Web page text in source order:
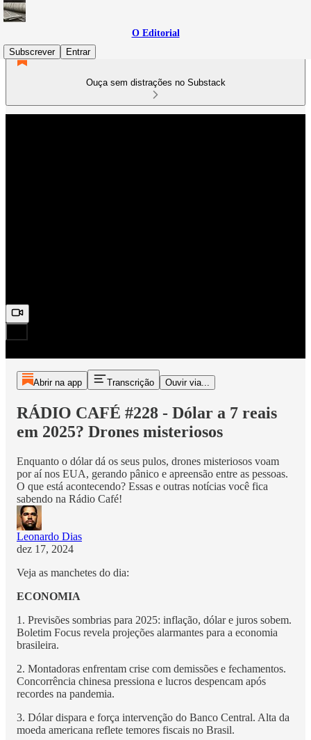
O Editorial
Subscrever
Entrar
Ouça sem distrações no Substack
Abrir na app Transcrição Ouvir via...
RÁDIO CAFÉ #228 - Dólar a 7 reais
em 2025? Drones misteriosos
Enquanto o dólar dá os seus pulos, drones misteriosos voam
por aí nos EUA, gerando pânico e apreensão entre as pessoas.
O que está acontecendo? Essas e outras notícias você fica
sabendo na Rádio Café!
Leonardo Dias
dez 17, 2024
Veja as manchetes do dia:
ECONOMIA
1. Previsões sombrias para 2025: inflação, dólar e juros sobem.
Boletim Focus revela projeções alarmantes para a economia
brasileira.
2. Montadoras enfrentam crise com demissões e fechamentos.
Concorrência chinesa pressiona e lucros despencam após
recordes na pandemia.
3. Dólar dispara e força intervenção do Banco Central. Alta da
moeda americana reflete temores fiscais no Brasil.